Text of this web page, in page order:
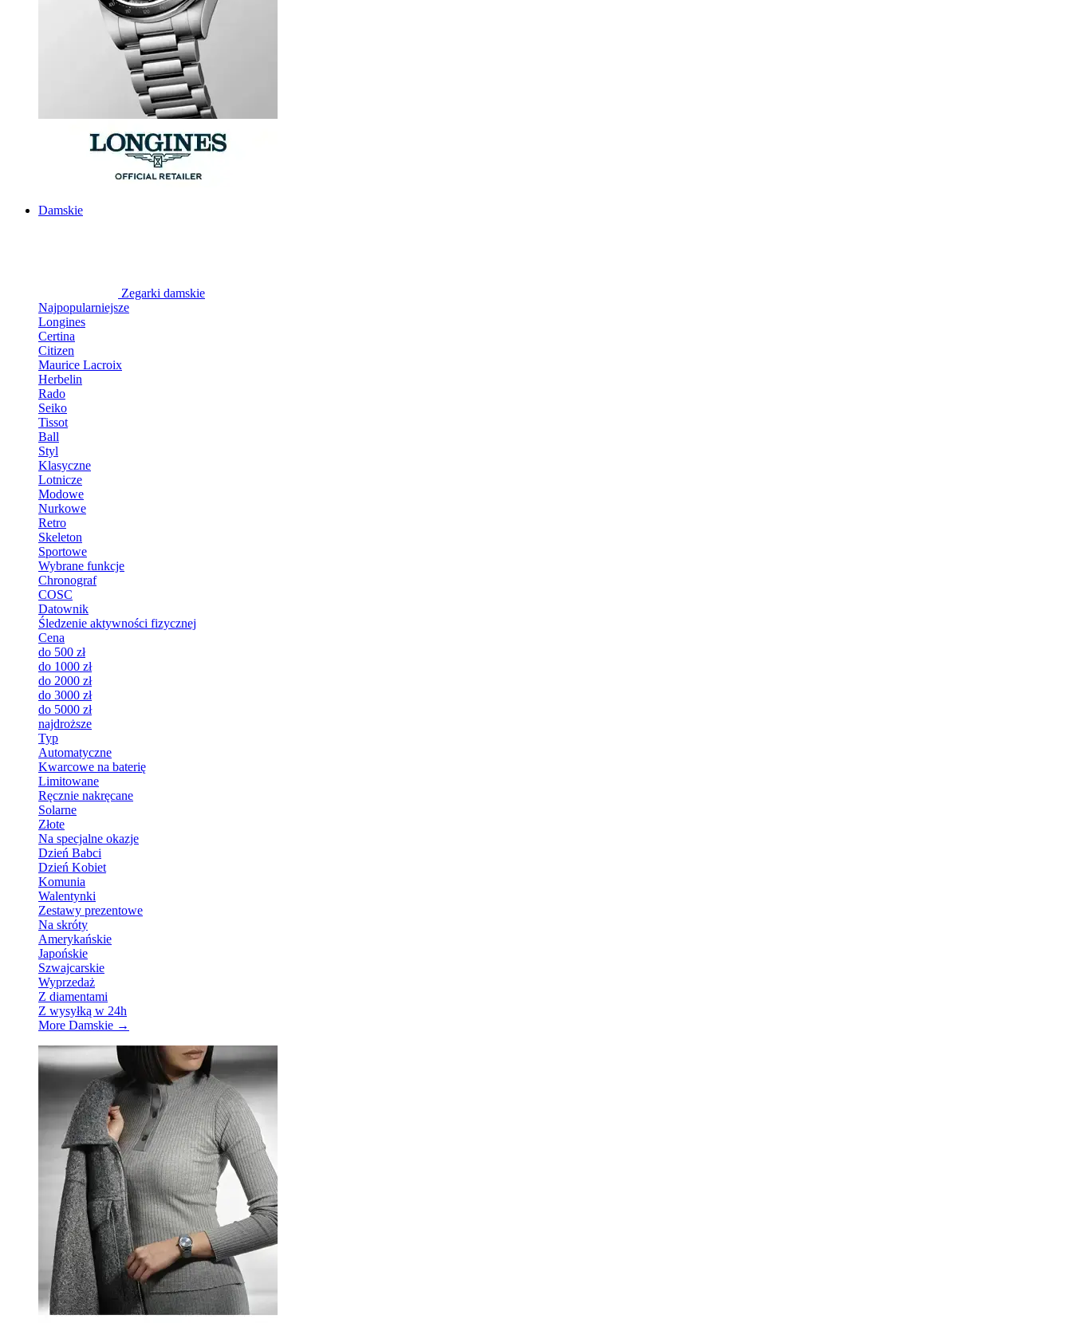
Damskie
Zegarki damskie
Najpopularniejsze
Longines
Certina
Citizen
Maurice Lacroix
Herbelin
Rado
Seiko
Tissot
Ball
Styl
Klasyczne
Lotnicze
Modowe
Nurkowe
Retro
Skeleton
Sportowe
Wybrane funkcje
Chronograf
COSC
Datownik
Śledzenie aktywności fizycznej
Cena
do 500 zł
do 1000 zł
do 2000 zł
do 3000 zł
do 5000 zł
najdroższe
Typ
Automatyczne
Kwarcowe na baterię
Limitowane
Ręcznie nakręcane
Solarne
Złote
Na specjalne okazje
Dzień Babci
Dzień Kobiet
Komunia
Walentynki
Zestawy prezentowe
Na skróty
Amerykańskie
Japońskie
Szwajcarskie
Wyprzedaż
Z diamentami
Z wysyłką w 24h
More Damskie →